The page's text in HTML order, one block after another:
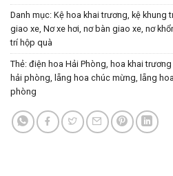
Danh mục: Kệ hoa khai trương, kệ khung
giao xe Nơ xe hơi, nơ bàn giao xe, nơ
trí hộp quà
Thẻ: điện hoa Hải Phòng hoa khai
hải phòng lẵng hoa chúc mừng lẵng
phòng